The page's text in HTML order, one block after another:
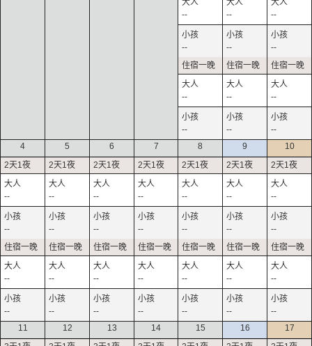
--
--
--
--
--
--
--
--
--
--
--
--
4
--
--
--
--
5
--
--
--
--
6
--
--
--
--
7
--
--
--
--
8
--
--
--
--
9
--
--
--
--
10
--
--
--
--
11
12 13 14 15 16 17